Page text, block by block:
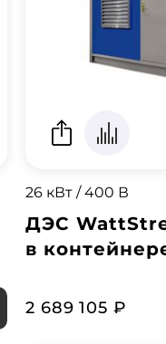
26 кВт / 400 В
ДЭС
в
2 689 105 ₽